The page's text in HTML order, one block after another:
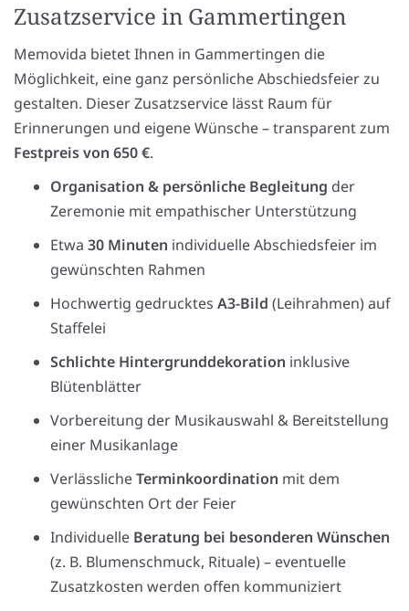
Zusatzservice in Gammertingen
Memovida bietet Ihnen in Gammertingen die
Möglichkeit, eine ganz persönliche Abschiedsfeier zu
gestalten. Dieser Zusatzservice lässt Raum für
Erinnerungen und eigene Wünsche – transparent zum
Festpreis von 650 €.
Organisation & persönliche Begleitung der
Zeremonie mit empathischer Unterstützung
Etwa 30 Minuten individuelle Abschiedsfeier im
gewünschten Rahmen
Hochwertig gedrucktes A3-Bild (Leihrahmen) auf
Staffelei
Schlichte Hintergrunddekoration inklusive
Blütenblätter
Vorbereitung der Musikauswahl & Bereitstellung
einer Musikanlage
VerlässlicheTerminkoordination mit dem
gewünschten Ort der Feier
Individuelle Beratung bei besonderen Wünschen
(z. B. Blumenschmuck, Rituale) – eventuelle
Zusatzkosten werden offen kommuniziert